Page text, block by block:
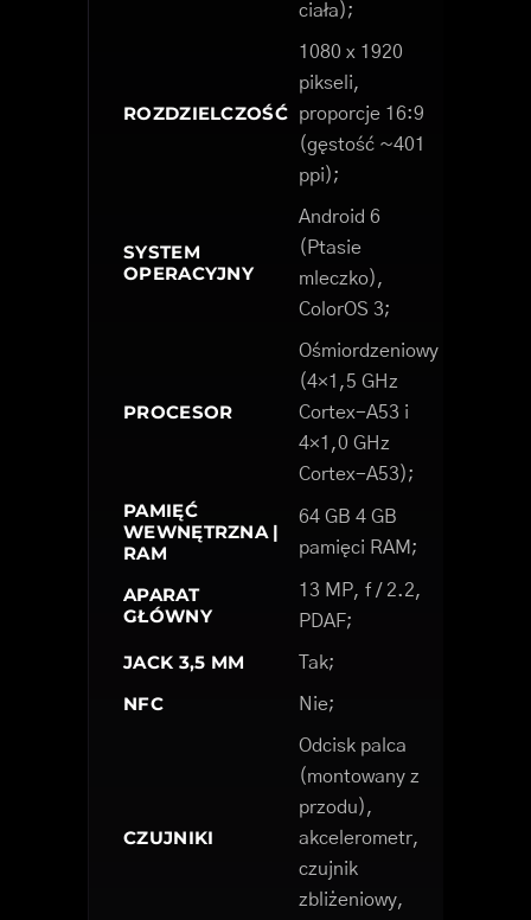
ciała);
ROZDZIELCZOŚĆ
1080 x 1920
pikseli,
proporcje 16:9
(gęstość ~401
ppi);
SYSTEM
OPERACYJNY
Android 6
(Ptasie
mleczko),
ColorOS 3;
PROCESOR
Ośmiordzeniowy
(4×1,5 GHz
Cortex-A53 i
4×1,0 GHz
Cortex-A53);
PAMIĘĆ
WEWNĘTRZNA |
RAM
64 GB 4 GB
pamięci RAM;
APARAT
GŁÓWNY
13 MP, f / 2.2,
PDAF;
JACK 3,5 MM Tak;
NFC Nie;
CZUJNIKI
Odcisk palca
(montowany z
przodu),
akcelerometr,
czujnik
zbliżeniowy,